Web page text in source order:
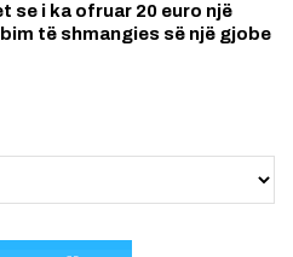
se i ka ofruar 20 euro një
të shmangies së një gjobe